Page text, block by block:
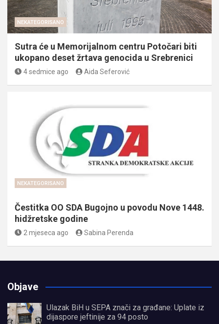
NEKATEGORISANO
Sutra će u Memorijalnom centru Potočari biti
ukopano deset žrtava genocida u Srebrenici
4 sedmice ago Aida Seferović
NEKATEGORISANO
Čestitka OO SDA Bugojno u povodu Nove 1448.
hidžretske godine
2 mjeseca ago Sabina Perenda
Objave
Ulazak BiH u SEPA znači za građane: Uplate iz
dijaspore jeftinije za 94 posto